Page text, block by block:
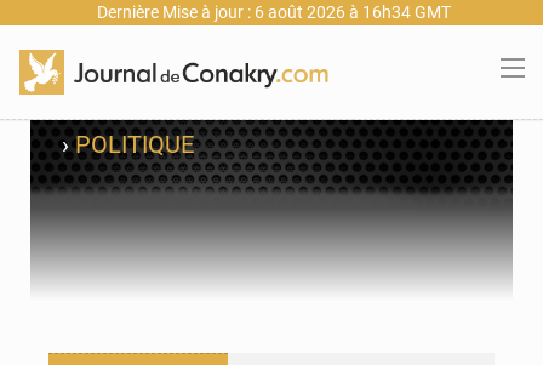
Dernière Mise à jour : 6 août 2026 à 16h34 GMT
›POLITIQUE